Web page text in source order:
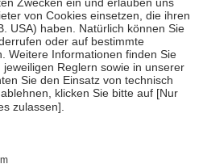
zum vollendeten 18. Lebensjahr
und Früherkennung, die von der
es sich um echte Bewertungen